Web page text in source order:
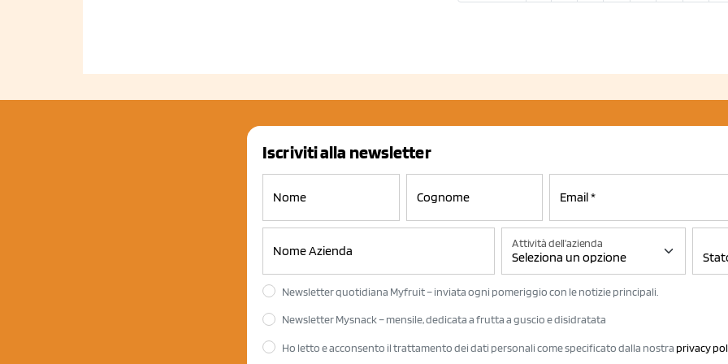
Iscriviti alla newsletter
Attività dell'azienda
Newsletter quotidiana Myfruit – inviata ogni pomeriggio con le notizie principali.
Newsletter Mysnack – mensile, dedicata a frutta a guscio e disidratata
Ho letto e acconsento il trattamento dei dati personali come specificato dalla nostra privacy